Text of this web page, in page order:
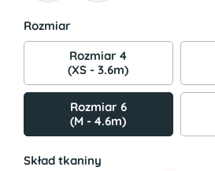
Rozmiar
Rozmiar 4
(XS - 3.6m)
Rozmiar 6
(M - 4.6m)
Skład tkaniny